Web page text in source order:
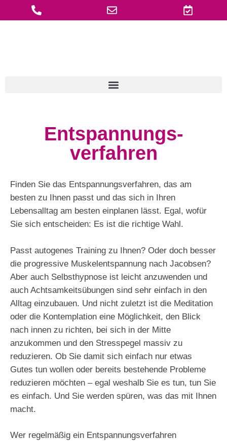
Inhalt
Entspannungs­
verfahren
Finden Sie das Entspannungsverfahren, das am
besten zu Ihnen passt und das sich in Ihren
Lebensalltag am besten einplanen lässt. Egal, wofür
Sie sich entscheiden: Es ist die richtige Wahl.
Passt autogenes Training zu Ihnen? Oder doch besser
die progressive Muskelentspannung nach Jacobsen?
Aber auch Selbsthypnose ist leicht anzuwenden und
auch Achtsamkeitsübungen sind sehr einfach in den
Alltag einzubauen. Und nicht zuletzt ist die Meditation
oder die Kontemplation eine Möglichkeit, den Blick
nach innen zu richten, bei sich in der Mitte
anzukommen und den Stresspegel massiv zu
reduzieren. Ob Sie damit sich einfach nur etwas
Gutes tun wollen oder bereits bestehende Probleme
reduzieren möchten – egal weshalb Sie es tun, tun Sie
es einfach. Und Sie werden spüren, was das mit Ihnen
macht.
Wer regelmäßig ein Entspannungsverfahren